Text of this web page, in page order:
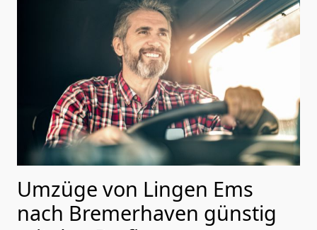
Umzüge von Lingen Ems
nach Bremer­haven günstig